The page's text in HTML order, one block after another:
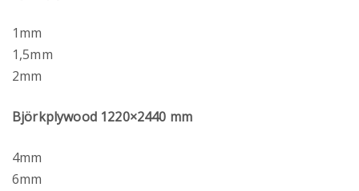
1mm
1,5mm
2mm
Björkplywood 1220×2440 mm
4mm
6mm